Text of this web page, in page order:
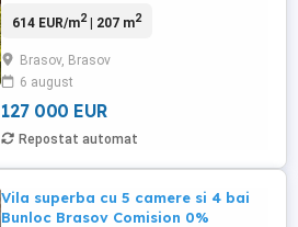
vila individuala situata in zona Rucar-Bran,
aparte, destinata celor care apreciaza
spatiul, linistea si frumusetea unui cadru
natural deosebit. Imobilul ...
614 EUR/m2| 207 m2
Brasov, Brasov
6 august
127 000 EUR
Repostat automat
Vila superba cu 5 camere si 4 bai
Bunloc Brasov Comision 0%